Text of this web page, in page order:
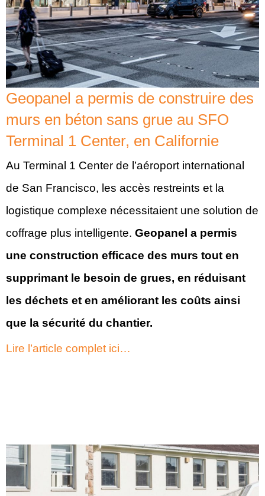
Geopanel a permis de construire des
murs en béton sans grue au SFO
Terminal 1 Center, en Californie
Au Terminal 1 Center de l’aéroport international
de San Francisco, les accès restreints et la
logistique complexe nécessitaient une solution de
coffrage plus intelligente. Geopanel a permis
une construction efficace des murs tout en
supprimant le besoin de grues, en réduisant
les déchets et en améliorant les coûts ainsi
que la sécurité du chantier.
Lire l’article complet ici…